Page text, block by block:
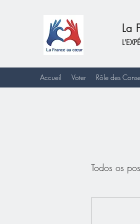
La
Accueil Voter Rôle des
Todos os